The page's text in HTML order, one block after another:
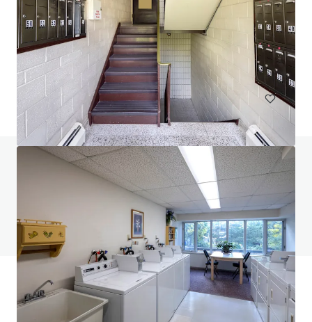
$12.9 Million Non-Performing Multifamily Loan | New
York City, NY
33 Unités de mesure
Living / Résidentiel en bloc Sous contrat
Vous avez des questions ? Consultez notre
Voir la page FAQ